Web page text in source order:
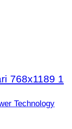
Technology